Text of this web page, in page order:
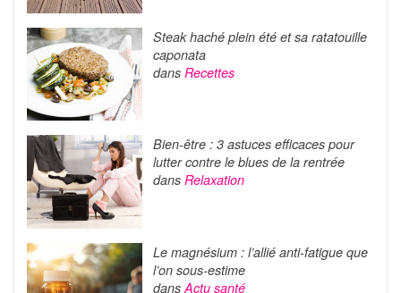
Steak haché plein été et sa ratatouille
caponata
dans Recettes
Bien-être : 3 astuces efficaces pour
lutter contre le blues de la rentrée
dans Relaxation
Le magnésium : l’allié anti-fatigue que
l’on sous-estime
dans Actu santé